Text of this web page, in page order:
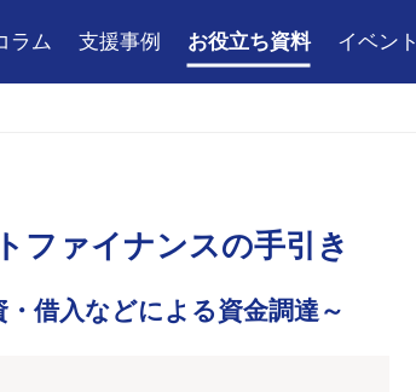
ラム 支援事例 お役立ち資料 イベント
ト フ ァイナンスの手引 き
・借入などによる資金調達～